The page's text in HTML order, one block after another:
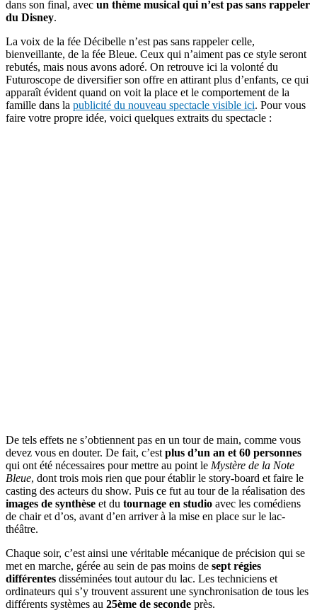
dans son final, avec un thème musical qui n’est pas sans rappeler
du Disney.
La voix de la fée Décibelle n’est pas sans rappeler celle,
bienveillante, de la fée Bleue. Ceux qui n’aiment pas ce style seront
rebutés, mais nous avons adoré. On retrouve ici la volonté du
Futuroscope de diversifier son offre en attirant plus d’enfants, ce qui
apparaît évident quand on voit la place et le comportement de la
famille dans la publicité du nouveau spectacle visible ici. Pour vous
faire votre propre idée, voici quelques extraits du spectacle :
De tels effets ne s’obtiennent pas en un tour de main, comme vous
devez vous en douter. De fait, c’est plus d’un an et 60 personnes
qui ont été nécessaires pour mettre au point le Mystère de la Note
Bleue, dont trois mois rien que pour établir le story-board et faire le
casting des acteurs du show. Puis ce fut au tour de la réalisation des
images de synthèse et du tournage en studio avec les comédiens
de chair et d’os, avant d’en arriver à la mise en place sur le lac-
théâtre.
Chaque soir, c’est ainsi une véritable mécanique de précision qui se
met en marche, gérée au sein de pas moins de sept régies
différentes disséminées tout autour du lac. Les techniciens et
ordinateurs qui s’y trouvent assurent une synchronisation de tous les
différents systèmes au 25ème de seconde près.